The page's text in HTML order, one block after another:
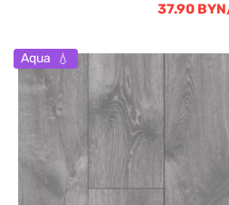
37.90 BYN
Aqua